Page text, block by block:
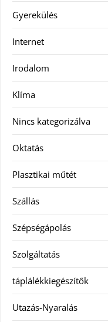
Gyerekülés
Internet
Irodalom
Klíma
Nincs kategorizálva
Oktatás
Plasztikai műtét
Szállás
Szépségápolás
Szolgáltatás
táplálékkiegészítők
Utazás-Nyaralás